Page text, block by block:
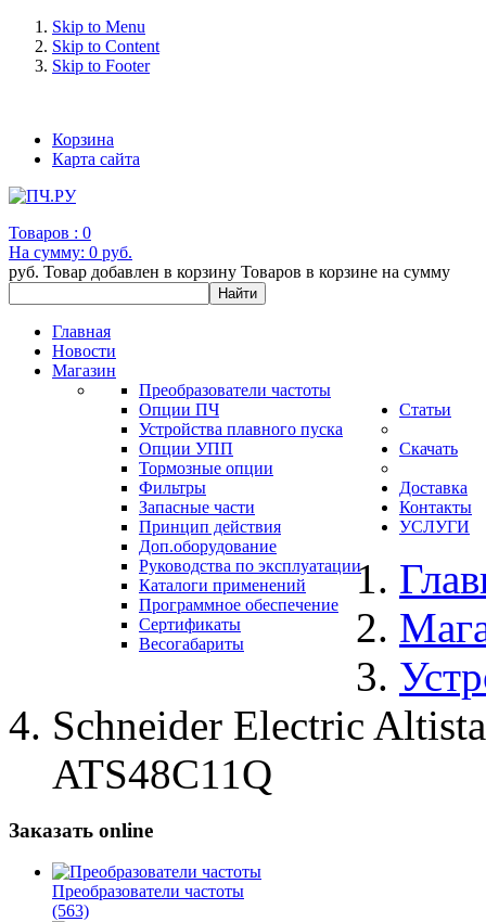
Skip to Menu
Skip to Content
Skip to Footer
Корзина
Карта сайта
Товаров : 0
На сумму: 0 руб.
руб. Товар добавлен в корзину Товаров в корзине на сумму
Главная
Новости
Магазин
Преобразователи частоты
Опции ПЧ
Устройства плавного пуска
Опции УПП
Тормозные опции
Фильтры
Запасные части
Статьи
Принцип действия
Доп.оборудование
Скачать
Руководства по эксплуатации
Каталоги применений
Программное обеспечение
Сертификаты
Весогабариты
Доставка
Контакты
УСЛУГИ
Schneider Electric
ATS48C11Q
Заказать online
Преобразователи частоты
(563)